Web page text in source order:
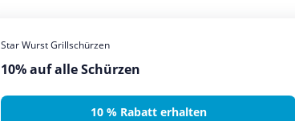
Star Wurst Grillschürzen
10% auf alle Schürzen
10 % Rabatt erhalten